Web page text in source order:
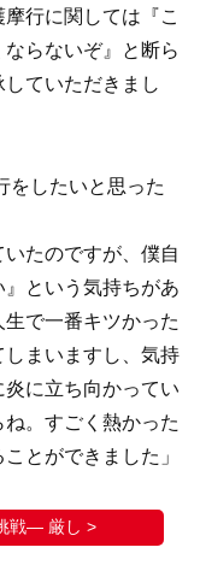
行に関しては『こ
らないぞ』と断ら
ていただきまし
したいと思った
いたのですが、僕自
という気持ちがあ
で一番キツかった
まいますし、気持
に立ち向かってい
。すごく熱かった
とができました」
戦― 厳し >